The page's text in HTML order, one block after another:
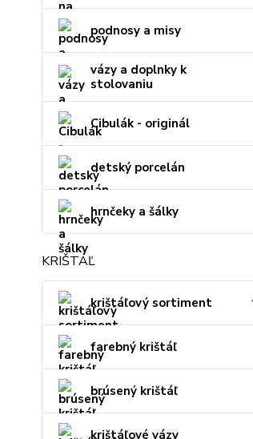
podnosy a misy
vázy a doplnky k
stolovaniu
Cibulák - originál
detský porcelán
hrnčeky a šálky
KRIŠTÁĽ
krištáľový sortiment
farebný krištáľ
brúsený krištáľ
krištáľové vázy